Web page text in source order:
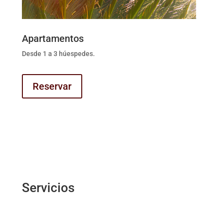
Apartamentos
Desde 1 a 3 húespedes.
Reservar
Servicios